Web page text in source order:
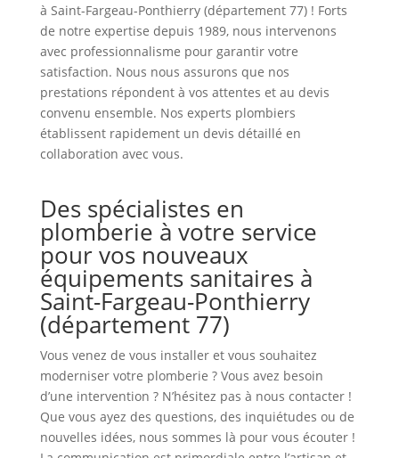
à Saint-Fargeau-Ponthierry (département 77) ! Forts
de notre expertise depuis 1989, nous intervenons
avec professionnalisme pour garantir votre
satisfaction. Nous nous assurons que nos
prestations répondent à vos attentes et au devis
convenu ensemble. Nos experts plombiers
établissent rapidement un devis détaillé en
collaboration avec vous.
Des spécialistes en
plomberie à votre service
pour vos nouveaux
équipements sanitaires à
Saint-Fargeau-Ponthierry
(département 77)
Vous venez de vous installer et vous souhaitez
moderniser votre plomberie ? Vous avez besoin
d’une intervention ? N’hésitez pas à nous contacter !
Que vous ayez des questions, des inquiétudes ou de
nouvelles idées, nous sommes là pour vous écouter !